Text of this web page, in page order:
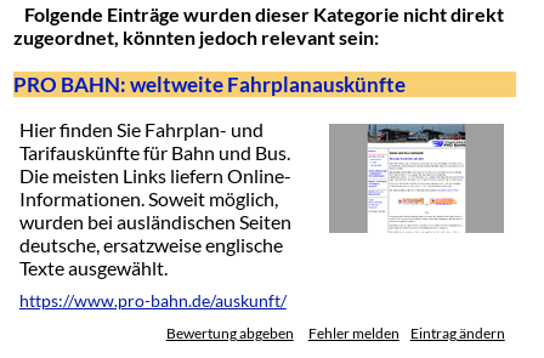
Folgende Einträge wurden dieser Kategorie nicht direkt
zugeordnet, könnten jedoch relevant sein:
PRO BAHN: weltweite Fahrplanauskünfte
Hier finden Sie Fahrplan- und
Tarifauskünfte für Bahn und Bus.
Die meisten Links liefern Online-
Informationen. Soweit möglich,
wurden bei ausländischen Seiten
deutsche, ersatzweise englische
Texte ausgewählt.
https://www.pro-bahn.de/auskunft/
Bewertung abgeben Fehler melden Eintrag ändern